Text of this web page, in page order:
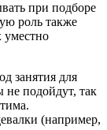
при подборе
роль также
уместно
занятия для
подойдут, так
(например,